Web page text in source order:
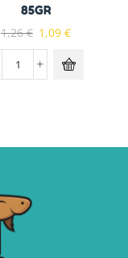
85GR
1,26€ 1,09 €